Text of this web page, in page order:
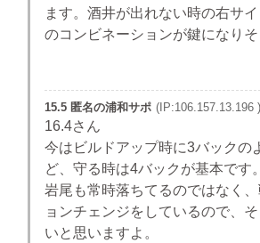
ます。酒井が出れない時の右サ
のコンビネーションが鍵になりそ
15.5 匿名の浦和サポ (IP:106.157.13.196 )
16.4さん
今はビルドアップ時に3バックの
ど、守る時は4バックが基本です。
岩尾も常時落ちてるのではなく
ョンチェンジをしているので、
いと思いますよ。